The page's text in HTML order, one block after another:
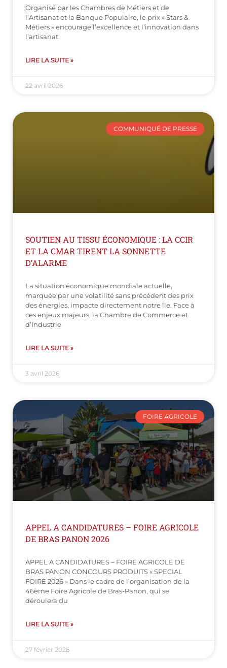
Organisé par les Chambres de Métiers et de
l’Artisanat et la Banque Populaire, le prix « Stars &
Métiers » encourage l’excellence et l’innovation dans
l’artisanat.
LIRE LA SUITE »
22 avril 2026
COMMUNIQUÉ DE PRESSE
SOUTIEN AU TISSU ÉCONOMIQUE : LA CCIR
ET LA CMAR TIRENT LA SONNETTE
D’ALARME
La situation économique mondiale actuelle,
marquée par une volatilité sans précédent des prix
des énergies, impacte directement notre île. Face à
ces enjeux majeurs, la Chambre de Commerce et
d’Industrie
LIRE LA SUITE »
3 avril 2026
FOIRE AGRICOLE
APPEL A CANDIDATURES – FOIRE AGRICOLE
DE BRAS PANON 2026
APPEL A CANDIDATURES – FOIRE AGRICOLE DE
BRAS PANON CONCOURS PRODUITS « SPECIAL
FOIRE 2026 » Dans le cadre de l’organisation de la
46ème Foire Agricole de Bras-Panon, qui se
déroulera du
LIRE LA SUITE »
27 février 2026